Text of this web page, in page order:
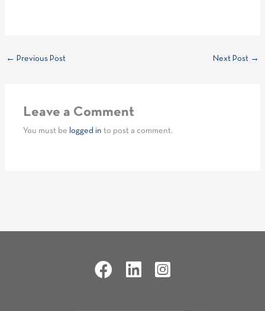
← Previous Post Next Post →
Leave a Comment
You must be logged in to post a comment.